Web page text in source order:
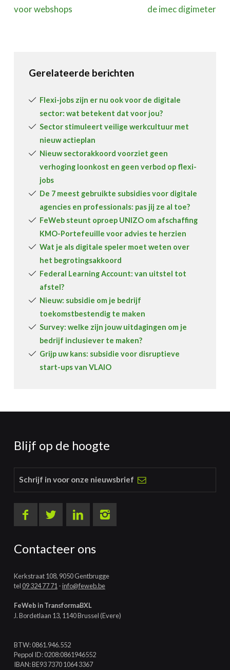
voor webshops
de imec digimeter
Gerelateerde berichten
Flexi-jobs zijn er nu ook voor de digitale
sector: wat betekent dat voor jou?
Sector stimuleert veilige werkcultuur met
nieuw actieplan
Nieuw sectorakkoord voorziet geen
verhoging loonkost en geen verbod op flexi-
jobs
De 7 meest gebruikte subsidies voor digitale
agencies en professionals: pas jij ze al toe?
FeWeb steunt oproep UNIZO om afschaffing
KMO-Portefeuille voor advies te herzien
Wat je als digitale speler moet weten over
het begrotingsakkoord
Federal Learning Account: van uitstel tot
afstel?
Nieuw: subsidie om je bedrijf
toekomstbestendig te maken
Survey: welke zijn jouw uitdagingen om je
bedrijf inclusiever te maken?
Grijp uw kans: subsidie voor disruptieve
start-ups van VLAIO
Blijf op de hoogte
Schrijf in voor onze nieuwsbrief
Contacteer ons
Kerkstraat 108, 9050 Gentbrugge
tel09 324 77 71 -info@feweb.be
FeWeb in TransformaBXL
J. Bordetlaan 13, 1140 Brussel (Evere)
BTW: 0861.946.552
Peppol ID: 0208:0861946552
IBAN: BE93 7370 1064 3367